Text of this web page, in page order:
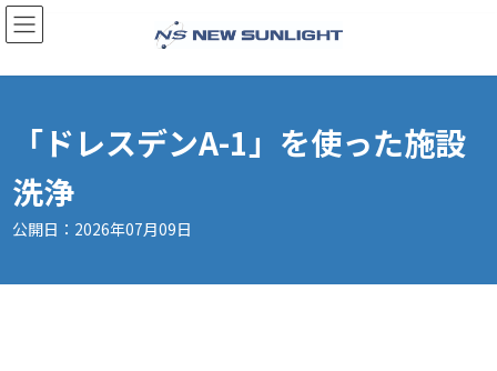
コ
テ
ス
ッ
ナ
ゲ
ン
移
「ドレスデンA-1」を使った施設
洗浄
公開日：2026年07月09日